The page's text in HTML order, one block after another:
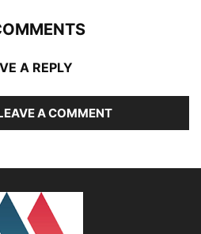
A REPLY
A COMMENT